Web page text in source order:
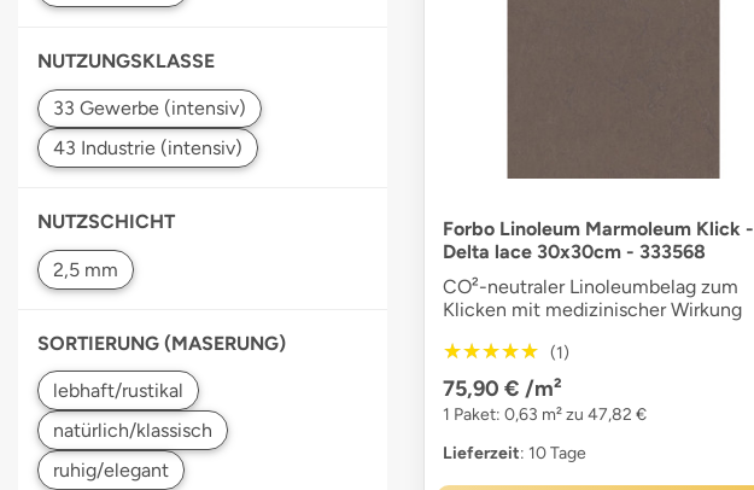
NUTZUNGSKLASSE
NUTZSCHICHT
SORTIERUNG (MASERUNG)
Forbo Linoleum Marmoleum Klick -
Delta lace 30x30cm - 333568
CO²-neutraler Linoleumbelag zum
Klicken mit medizinischer Wirkung
★★★★★
★★★★★ (1)
75,90 € /m²
1 Paket: 0,63 m² zu 47,82 €
Lieferzeit: 10 Tage